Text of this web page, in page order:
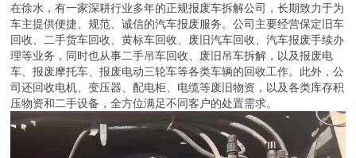
在徐水，有一家深耕行业多年的正规报废车拆解公司，长期致力于为
车主提供便捷、规范、诚信的汽车报废服务。公司主要经营保定旧车
回收、二手货车回收、黄标车回收、废旧汽车回收、汽车报废手续办
理等业务，同时也从事二手吊车回收、废旧吊车拆解，以及报废电
车、报废摩托车、报废电动三轮车等各类车辆的回收工作。此外，公
司还回收电机、变压器、配电柜、电缆等废旧物资，以及各类库存积
压物资和二手设备，全方位满足不同客户的处置需求。